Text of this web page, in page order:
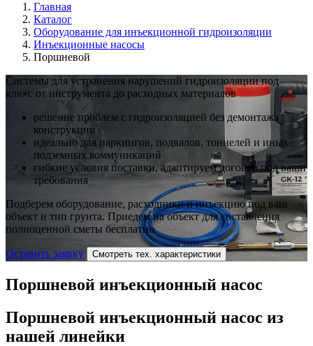
Главная
Каталог
Оборудование для инъекционной гидроизоляции
Инъекционные насосы
Поршневой
Системы для устранения нарушений гидроизоляции под
ключ: от инструмента до расходных материалов
решение проблем с гидроизоляцией без демонтажа
конструкции
идеально для паркингов, подвалов, тоннелей и иных
подземных коммуникаций
гибкие условия поставки, адаптируем договор под ваши
требования
Подберем оборудование, расходники и инъекцию под ваш
объект и тип грунта. Приедем на объект для составления
полноценной сметы бесплатно.
Оставить заявку Смотреть тех. характеристики
Поршневой инъекционный насос
Поршневой инъекционный насос из
нашей линейки